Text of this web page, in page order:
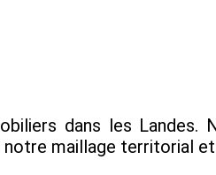
dans les Landes.
maillage territorial